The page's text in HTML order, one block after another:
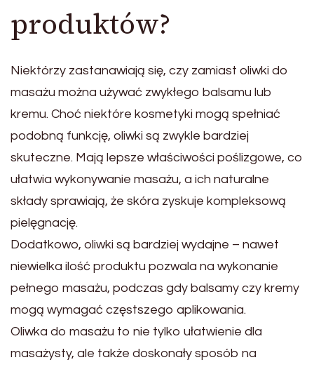
produktów?
Niektórzy zastanawiają się, czy zamiast oliwki do
masażu można używać zwykłego balsamu lub
kremu. Choć niektóre kosmetyki mogą spełniać
podobną funkcję, oliwki są zwykle bardziej
skuteczne. Mają lepsze właściwości poślizgowe, co
ułatwia wykonywanie masażu, a ich naturalne
składy sprawiają, że skóra zyskuje kompleksową
pielęgnację.
Dodatkowo, oliwki są bardziej wydajne – nawet
niewielka ilość produktu pozwala na wykonanie
pełnego masażu, podczas gdy balsamy czy kremy
mogą wymagać częstszego aplikowania.
Oliwka do masażu to nie tylko ułatwienie dla
masażysty, ale także doskonały sposób na